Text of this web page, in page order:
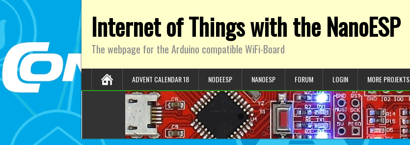
Internet of Things with the NanoESP
The webpage for the Arduino compatible WiFi-Board
ADVENT CALENDAR 18 NODEESP NANOESP FORUM LOGIN MORE PROJEKTS